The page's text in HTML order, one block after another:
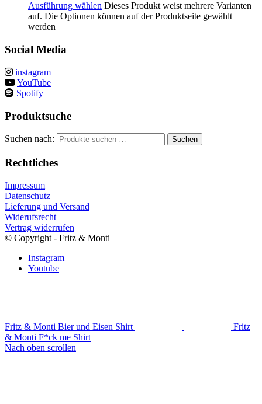
Ausführung wählen Dieses Produkt weist mehrere Varianten
auf. Die Optionen können auf der Produktseite gewählt
werden
Social Media
instagram
YouTube
Spotify
Produktsuche
Suchen nach: Suchen
Rechtliches
Impressum
Datenschutz
Lieferung und Versand
Widerufsrecht
Vertrag widerrufen
© Copyright - Fritz & Monti
Instagram
Youtube
Fritz & Monti Bier und Eisen Shirt
Fritz
& Monti F*ck me Shirt
Nach oben scrollen